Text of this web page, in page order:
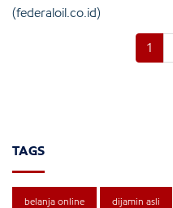
(federaloil.co.id)
1
TAGS
belanja online dijamin asli